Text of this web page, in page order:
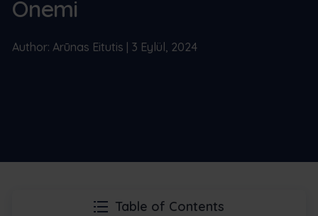
Önemi
Author: Arūnas Eitutis | 3 Eylül, 2024
Table of Contents